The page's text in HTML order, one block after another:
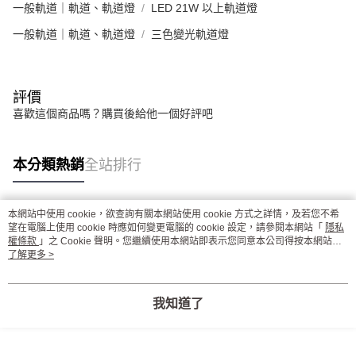
一般軌道｜軌道、軌道燈 LED 21W 以上軌道燈
一般軌道｜軌道、軌道燈 三色變光軌道燈
評價
喜歡這個商品嗎？購買後給他一個好評吧
本分類熱銷全站排行
熱門標籤
本網站中使用 cookie，欲查詢有關本網站使用 cookie 方式之詳情，及若您不希
望在電腦上使用 cookie 時應如何變更電腦的 cookie 設定，請參閱本網站「 隱私
權條款 」之 Cookie 聲明。您繼續使用本網站即表示您同意本公司得按本網站使
用條款之 Cookie 聲明使用 cookie。
了解更多 >
我知道了